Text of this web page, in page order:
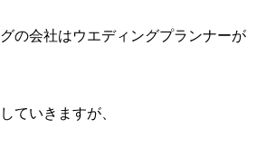
の会社はウエディングプランナーが
ていきますが、